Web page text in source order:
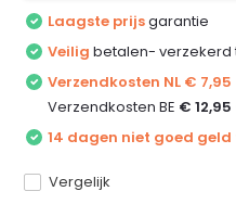
Laagste prijsgarantie
Veilig betalen- verzekerd
Verzendkosten NL € 7,95
Verzendkosten BE € 12,95
14 dagen niet goed
Vergelijk